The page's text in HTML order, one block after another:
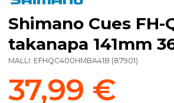
Shimano Cues FH-
takanapa 141mm
MALLI: EFHQC400HMBA41B (87901)
37,99 €